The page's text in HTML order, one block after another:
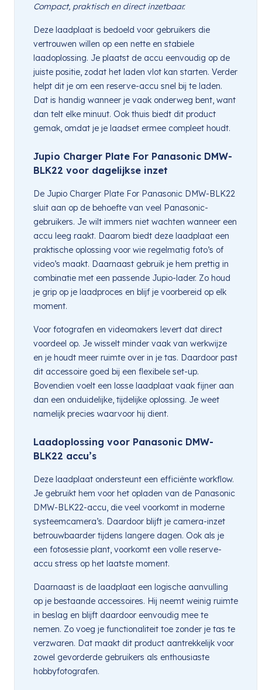
Compact, praktisch en direct inzetbaar.
Deze laadplaat is bedoeld voor gebruikers die
vertrouwen willen op een nette en stabiele
laadoplossing. Je plaatst de accu eenvoudig op de
juiste positie, zodat het laden vlot kan starten. Verder
helpt dit je om een reserve-accu snel bij te laden.
Dat is handig wanneer je vaak onderweg bent, want
dan telt elke minuut. Ook thuis biedt dit product
gemak, omdat je je laadset ermee compleet houdt.
Jupio Charger Plate For Panasonic DMW-
BLK22 voor dagelijkse inzet
De Jupio Charger Plate For Panasonic DMW-BLK22
sluit aan op de behoefte van veel Panasonic-
gebruikers. Je wilt immers niet wachten wanneer een
accu leeg raakt. Daarom biedt deze laadplaat een
praktische oplossing voor wie regelmatig foto’s of
video’s maakt. Daarnaast gebruik je hem prettig in
combinatie met een passende Jupio-lader. Zo houd
je grip op je laadproces en blijf je voorbereid op elk
moment.
Voor fotografen en videomakers levert dat direct
voordeel op. Je wisselt minder vaak van werkwijze
en je houdt meer ruimte over in je tas. Daardoor past
dit accessoire goed bij een flexibele set-up.
Bovendien voelt een losse laadplaat vaak fijner aan
dan een onduidelijke, tijdelijke oplossing. Je weet
namelijk precies waarvoor hij dient.
Laadoplossing voor Panasonic DMW-
BLK22 accu’s
Deze laadplaat ondersteunt een efficiënte workflow.
Je gebruikt hem voor het opladen van de Panasonic
DMW-BLK22-accu, die veel voorkomt in moderne
systeemcamera’s. Daardoor blijft je camera-inzet
betrouwbaarder tijdens langere dagen. Ook als je
een fotosessie plant, voorkomt een volle reserve-
accu stress op het laatste moment.
Daarnaast is de laadplaat een logische aanvulling
op je bestaande accessoires. Hij neemt weinig ruimte
in beslag en blijft daardoor eenvoudig mee te
nemen. Zo voeg je functionaliteit toe zonder je tas te
verzwaren. Dat maakt dit product aantrekkelijk voor
zowel gevorderde gebruikers als enthousiaste
hobbyfotografen.